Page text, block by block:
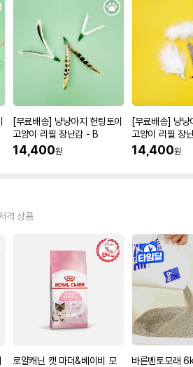
[무료배송] 냥냥아지 헌팅토이
고양이 리필 장난감 - B
14,400원
[무료배송] 냥냥
고양이 리필 장
14,400원
격 상품
로얄캐닌 캣 마더&베이비 모
바른벤토모래